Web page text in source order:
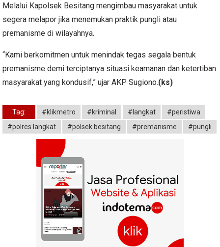
Melalui Kapolsek Besitang mengimbau masyarakat untuk
segera melapor jika menemukan praktik pungli atau
premanisme di wilayahnya.
“Kami berkomitmen untuk menindak tegas segala bentuk
premanisme demi terciptanya situasi keamanan dan ketertiban
masyarakat yang kondusif,” ujar AKP Sugiono.(ks)
Tag: #klikmetro #kriminal #langkat
#peristiwa
#polres langkat
#polsek besitang #premanisme #pungli